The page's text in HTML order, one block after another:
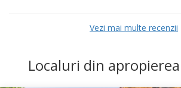
Vezi mai multe recenzii
Localuri din